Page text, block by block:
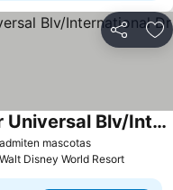
Compartir
mascotas
Hampton Inn Orlando Near Universal Blv/International Dr
Disney World Resort